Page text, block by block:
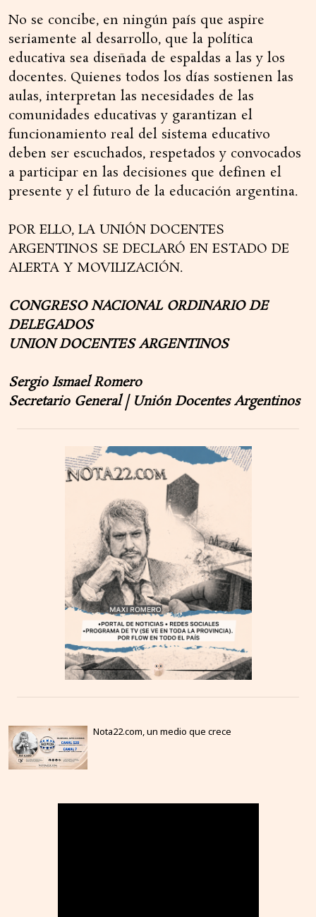
No se concibe, en ningún país que aspire
seriamente al desarrollo, que la política
educativa sea diseñada de espaldas a las y los
docentes. Quienes todos los días sostienen las
aulas, interpretan las necesidades de las
comunidades educativas y garantizan el
funcionamiento real del sistema educativo
deben ser escuchados, respetados y convocados
a participar en las decisiones que definen el
presente y el futuro de la educación argentina.
POR ELLO, LA UNIÓN DOCENTES
ARGENTINOS SE DECLARÓ EN ESTADO DE
ALERTA Y MOVILIZACIÓN.
CONGRESO NACIONAL ORDINARIO DE
DELEGADOS
UNION DOCENTES ARGENTINOS
Sergio Ismael Romero
Secretario General | Unión Docentes Argentinos
Nota22.com, un medio que crece